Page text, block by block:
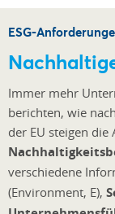
ESG-
Immer mehr
berichten, wie
der EU steigen
verschiedene
(Environment, E),